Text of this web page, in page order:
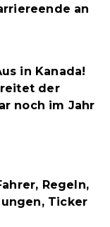
an
in Kanada!
der
noch im Jahr
Regeln,
Ticker